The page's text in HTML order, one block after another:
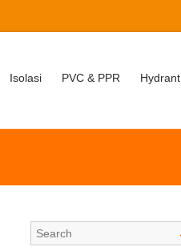
Isolasi PVC & PPR Hydrant